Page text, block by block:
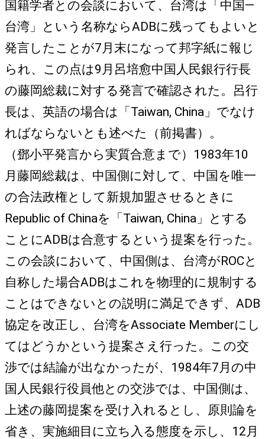
国籍学者との会談において、台湾は「中国―
台湾」という名称ならADBに残ってもよいと
発言したことが7月末になって邦字紙に報じ
られ、この点は9月呂培愈中国人民銀行行長
の藤岡総裁に対する発言で確認された。呂行
長は、英語の場合は「Taiwan, China」でなけ
ればならないとも述べた（前掲書）。
（鄧小平発言から実質合意まで）1983年10
月藤岡総裁は、中国側に対して、中国を唯一
の合法政権として新規加盟させるときに
Republic of Chinaを「Taiwan, China」とする
ことにADBは合意するという提案を行った。
この会談において、中国側は、台湾がROCと
自称した場合ADBはこれを物理的に規制する
ことはできないとの説明に満足できず、ADB
協定を改正し、台湾をAssociate Memberにし
てはどうかという提案さえ行った。この交
渉では結論が出なかったが、1984年7月の中
国人民銀行役員他との交渉では、中国側は、
上述の藤岡提案を受け入れるとし、原則論を
省き、実施細目に立ち入る態度を示し、12月